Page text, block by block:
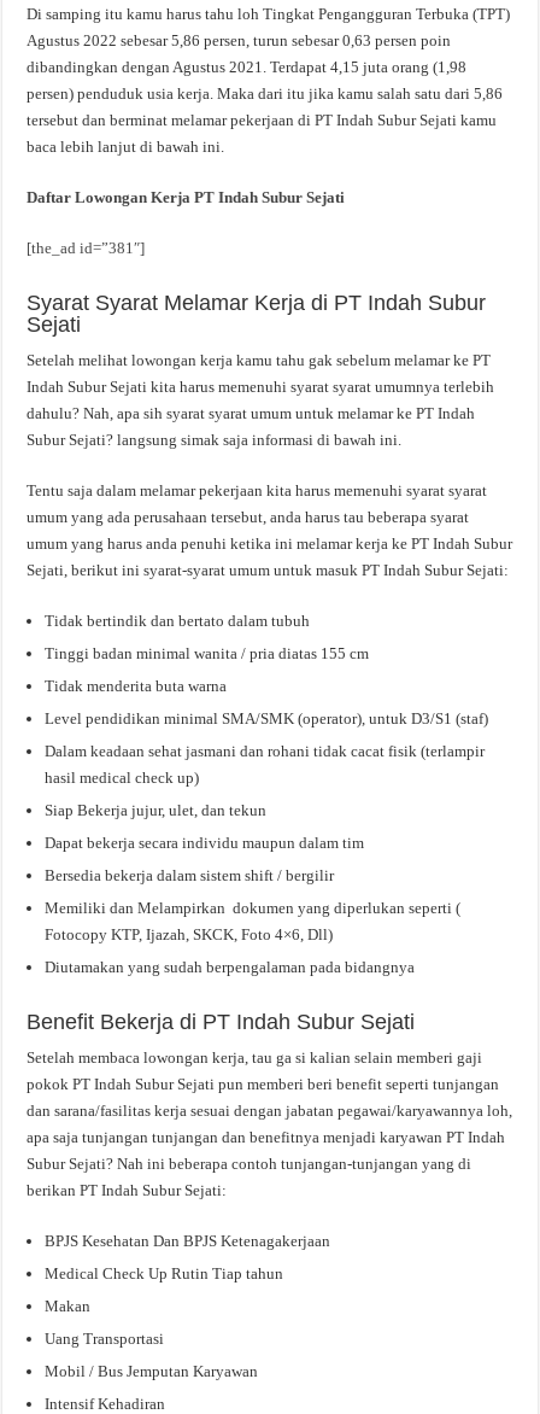
Di samping itu kamu harus tahu loh Tingkat Pengangguran Terbuka (TPT)
Agustus 2022 sebesar 5,86 persen, turun sebesar 0,63 persen poin
dibandingkan dengan Agustus 2021. Terdapat 4,15 juta orang (1,98
persen) penduduk usia kerja. Maka dari itu jika kamu salah satu dari 5,86
tersebut dan berminat melamar pekerjaan di PT Indah Subur Sejati kamu
baca lebih lanjut di bawah ini.
Daftar Lowongan Kerja PT Indah Subur Sejati
[the_ad id=”381″]
Syarat Syarat Melamar Kerja di PT Indah Subur
Sejati
Setelah melihat lowongan kerja kamu tahu gak sebelum melamar ke PT
Indah Subur Sejati kita harus memenuhi syarat syarat umumnya terlebih
dahulu? Nah, apa sih syarat syarat umum untuk melamar ke PT Indah
Subur Sejati? langsung simak saja informasi di bawah ini.
Tentu saja dalam melamar pekerjaan kita harus memenuhi syarat syarat
umum yang ada perusahaan tersebut, anda harus tau beberapa syarat
umum yang harus anda penuhi ketika ini melamar kerja ke PT Indah Subur
Sejati, berikut ini syarat-syarat umum untuk masuk PT Indah Subur Sejati:
Tidak bertindik dan bertato dalam tubuh
Tinggi badan minimal wanita / pria diatas 155 cm
Tidak menderita buta warna
Level pendidikan minimal SMA/SMK (operator), untuk D3/S1 (staf)
Dalam keadaan sehat jasmani dan rohani tidak cacat fisik (terlampir
hasil medical check up)
Siap Bekerja jujur, ulet, dan tekun
Dapat bekerja secara individu maupun dalam tim
Bersedia bekerja dalam sistem shift / bergilir
Memiliki dan Melampirkan dokumen yang diperlukan seperti (
Fotocopy KTP, Ijazah, SKCK, Foto 4×6, Dll)
Diutamakan yang sudah berpengalaman pada bidangnya
Benefit Bekerja di PT Indah Subur Sejati
Setelah membaca lowongan kerja, tau ga si kalian selain memberi gaji
pokok PT Indah Subur Sejati pun memberi beri benefit seperti tunjangan
dan sarana/fasilitas kerja sesuai dengan jabatan pegawai/karyawannya loh,
apa saja tunjangan tunjangan dan benefitnya menjadi karyawan PT Indah
Subur Sejati? Nah ini beberapa contoh tunjangan-tunjangan yang di
berikan PT Indah Subur Sejati:
BPJS Kesehatan Dan BPJS Ketenagakerjaan
Medical Check Up Rutin Tiap tahun
Makan
Uang Transportasi
Mobil / Bus Jemputan Karyawan
Intensif Kehadiran